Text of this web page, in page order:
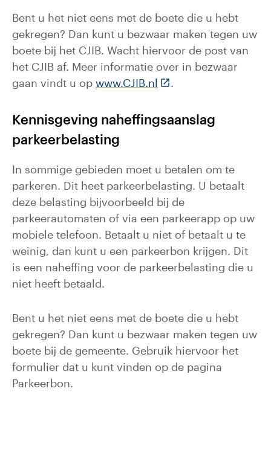
Bent u het niet eens met de boete die u hebt
gekregen? Dan kunt u bezwaar maken tegen uw
boete bij het CJIB. Wacht hiervoor de post van
het CJIB af. Meer informatie over in bezwaar
gaan vindt u op www.CJIB.nl (Deze link gaat naar
.
Kennisgeving naheffingsaanslag
parkeerbelasting
In sommige gebieden moet u betalen om te
parkeren. Dit heet parkeerbelasting. U betaalt
deze belasting bijvoorbeeld bij de
parkeerautomaten of via een parkeerapp op uw
mobiele telefoon. Betaalt u niet of betaalt u te
weinig, dan kunt u een parkeerbon krijgen. Dit
is een naheffing voor de parkeerbelasting die u
niet heeft betaald.
Bent u het niet eens met de boete die u hebt
gekregen? Dan kunt u bezwaar maken tegen uw
boete bij de gemeente. Gebruik hiervoor het
formulier dat u kunt vinden op de pagina
Parkeerbon.